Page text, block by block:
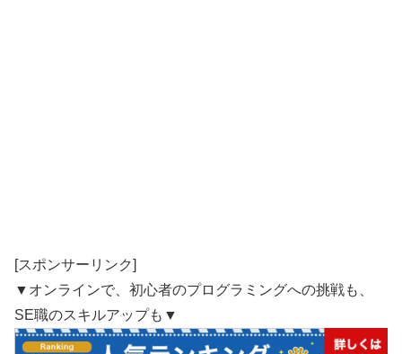
[スポンサーリンク]
▼オンラインで、初心者のプログラミングへの挑戦も、
SE職のスキルアップも▼